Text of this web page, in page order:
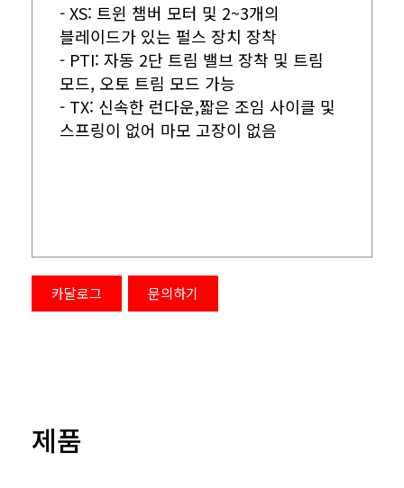
- XS: 트윈 챔버 모터 및 2~3개의
블레이드가 있는 펄스 장치 장착
- PTI: 자동 2단 트림 밸브 장착 및 트림
모드, 오토 트림 모드 가능
- TX: 신속한 런다운,짧은 조임 사이클 및
스프링이 없어 마모 고장이 없음
카달로그 문의하기
제품